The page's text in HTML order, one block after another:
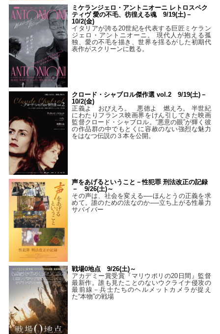
ミケランジェロ・アントニオーニ レトロスペク
ティヴ 愛の不毛、彷徨える魂 9/19(土)－
10/2(金)
イタリアが誇る20世紀を代表する巨匠ミケラン
ジェロ・アントニオーニ。 現代人が抱える孤
独、愛の不毛を描き、世界を揺るがした初期代
表作がスクリーンに甦る。
クロード・シャブロル傑作選 vol.2 9/19(土)－
10/2(金)
正義よ おびえろ。 悪徳よ 燃えろ。 半世紀
にわたりフランス映画界をけん引してきた映画
監督クロード・シャブロル。“悪意の眼”が輝く彼
の作品群の中でもとくに容赦のない強烈な魅力
をはなつ伝説の３本を公開。
声をあげるということ－性犯罪 刑法改正の記録
－ 9/26(土)～
その声は、社会を変える──ほんとうの正義を求
めて。誰のための法なのか──立ち上がる性暴力
サバイバー
戦場0地点 9/26(土)～
アカデミー賞受賞『マリウポリの20日間』監督
最新作。誰も見たことのないウクライナ侵攻の
最前線－兵士たちのヘルメットカメラが捉え
た“本物”の戦場